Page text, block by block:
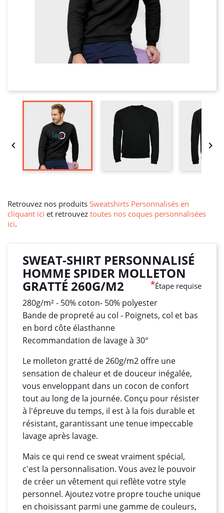
 
Retrouvez nos produits Sweatshirts Personnalisés en
cliquant ici et retrouvez toutes nos coques personnalisées
ici.
SWEAT-SHIRT PERSONNALISÉ
HOMME SPIDER MOLLETON
GRATTÉ 260G/M2 *Étape requise
280g/m² - 50% coton- 50% polyester
Bande de propreté au col - Poignets, col et bas
en bord côte élasthanne
Recommandation de lavage à 30°
Le molleton gratté de 260g/m2 offre une
sensation de chaleur et de douceur inégalée,
vous enveloppant dans un cocon de confort
tout au long de la journée. Conçu pour résister
à l'épreuve du temps, il est à la fois durable et
résistant, garantissant une tenue impeccable
lavage après lavage.
Mais ce qui rend ce sweat vraiment spécial,
c'est la personnalisation. Vous avez le pouvoir
de créer un vêtement qui reflète votre style
personnel. Ajoutez votre propre touche unique
en choisissant parmi une gamme de couleurs,